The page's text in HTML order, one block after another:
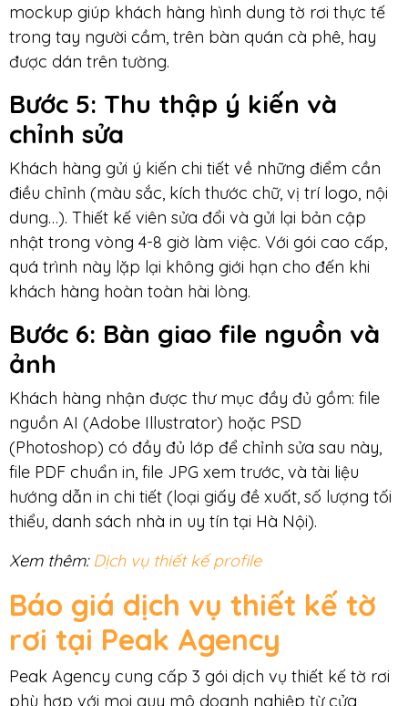
mockup giúp khách hàng hình dung tờ rơi thực tế
trong tay người cầm, trên bàn quán cà phê, hay
được dán trên tường.
Bước 5: Thu thập ý kiến và
chỉnh sửa
Khách hàng gửi ý kiến chi tiết về những điểm cần
điều chỉnh (màu sắc, kích thước chữ, vị trí logo, nội
dung…). Thiết kế viên sửa đổi và gửi lại bản cập
nhật trong vòng 4-8 giờ làm việc. Với gói cao cấp,
quá trình này lặp lại không giới hạn cho đến khi
khách hàng hoàn toàn hài lòng.
Bước 6: Bàn giao file nguồn và
ảnh
Khách hàng nhận được thư mục đầy đủ gồm: file
nguồn AI (Adobe Illustrator) hoặc PSD
(Photoshop) có đầy đủ lớp để chỉnh sửa sau này,
file PDF chuẩn in, file JPG xem trước, và tài liệu
hướng dẫn in chi tiết (loại giấy đề xuất, số lượng tối
thiểu, danh sách nhà in uy tín tại Hà Nội).
Xem thêm:Dịch vụ thiết kế profile
Báo giá dịch vụ thiết kế tờ
rơi tại Peak Agency
Peak Agency cung cấp 3 gói dịch vụ thiết kế tờ rơi
phù hợp với mọi quy mô doanh nghiệp từ cửa